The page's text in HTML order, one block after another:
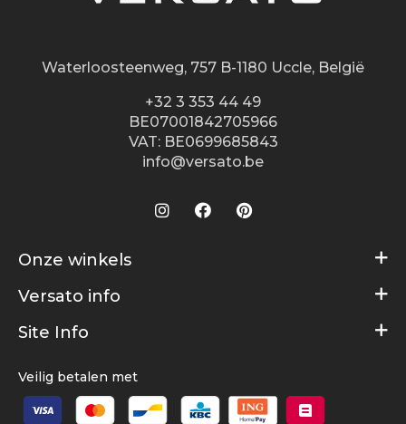
Waterloosteenweg, 757 B-1180 Uccle, België
+32 3 353 44 49
BE07001842705966
VAT: BE0699685843
info@versato.be
Onze winkels
Brugge
Hasselt
Oostende
Turnhout
Versato info
Service
Contact
Verkooppunten
Site Info
Algemene voorwaarden
Disclaimer
Veilig betalen met